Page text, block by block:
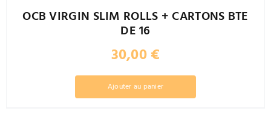
OCB VIRGIN SLIM ROLLS + CARTONS BTE
DE 16
30,00€
Ajouter au panier